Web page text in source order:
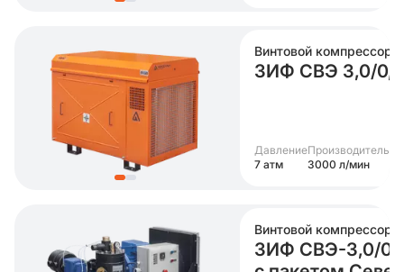
Винтовой компрессор
ЗИФ СВЭ 3,0/0,7
Давление
7 атм
3000 л/мин
Винтовой компрессор
ЗИФ СВЭ-3,0/